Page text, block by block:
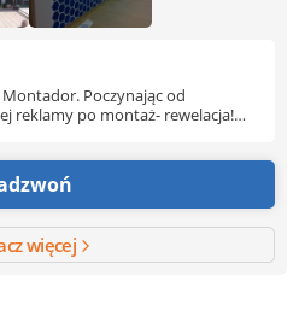
Montador. Poczynając od
reklamy po montaż- rewelacja!
więcej